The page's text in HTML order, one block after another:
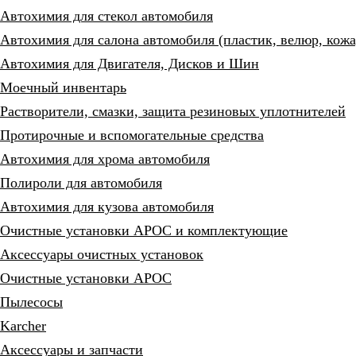
Автохимия для стекол автомобиля
Автохимия для салона автомобиля (пластик, велюр,
Автохимия для Двигателя, Дисков и Шин
Моечный инвентарь
Растворители, смазки, защита резиновых уплотнителей
Протирочные и вспомогательные средства
Автохимия для хрома автомобиля
Полироли для автомобиля
Автохимия для кузова автомобиля
Очистные установки АРОС и комплектующие
Аксессуары очистных установок
Очистные установки АРОС
Пылесосы
Karcher
Аксессуары и запчасти